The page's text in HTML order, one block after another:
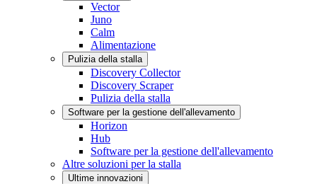
Vector
Juno
Calm
Alimentazione
Pulizia della stalla
Discovery Collector
Discovery Scraper
Pulizia della stalla
Software per la gestione dell'allevamento
Horizon
Hub
Software per la gestione dell'allevamento
Altre soluzioni per la stalla
Ultime innovazioni